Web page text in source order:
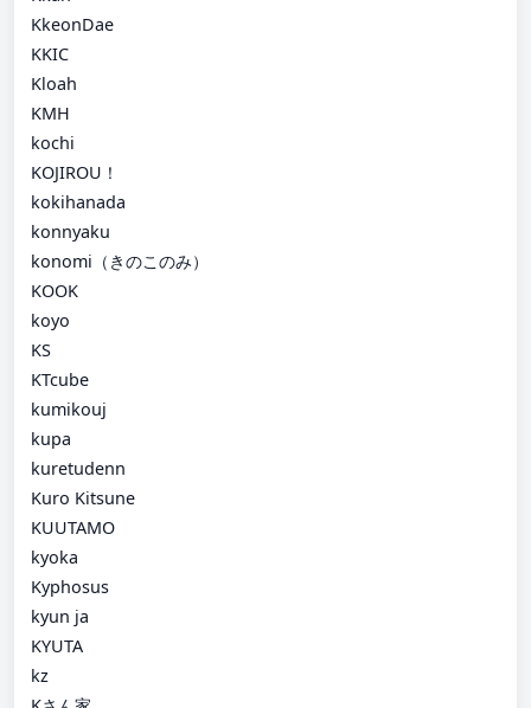
KkeonDae
KKIC
Kloah
KMH
kochi
KOJIROU！
kokihanada
konnyaku
konomi（きのこのみ）
KOOK
koyo
KS
KTcube
kumikouj
kupa
kuretudenn
Kuro Kitsune
KUUTAMO
kyoka
Kyphosus
kyun ja
KYUTA
kz